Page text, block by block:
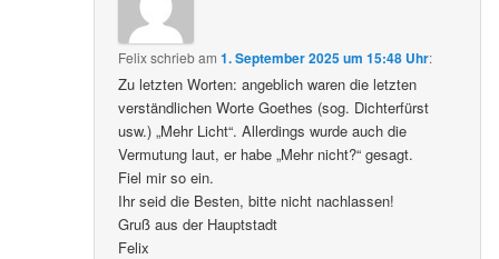
Felixschriebam1. September 2025 um 15:48 Uhr:
Zu letzten Worten: angeblich waren die letzten
verständlichen Worte Goethes (sog. Dichterfürst
usw.) „Mehr Licht“. Allerdings wurde auch die
Vermutung laut, er habe „Mehr nicht?“ gesagt.
Fiel mir so ein.
Ihr seid die Besten, bitte nicht nachlassen!
Gruß aus der Hauptstadt
Felix